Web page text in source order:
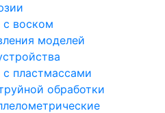
с воском
моделей
пластмассами
обработки